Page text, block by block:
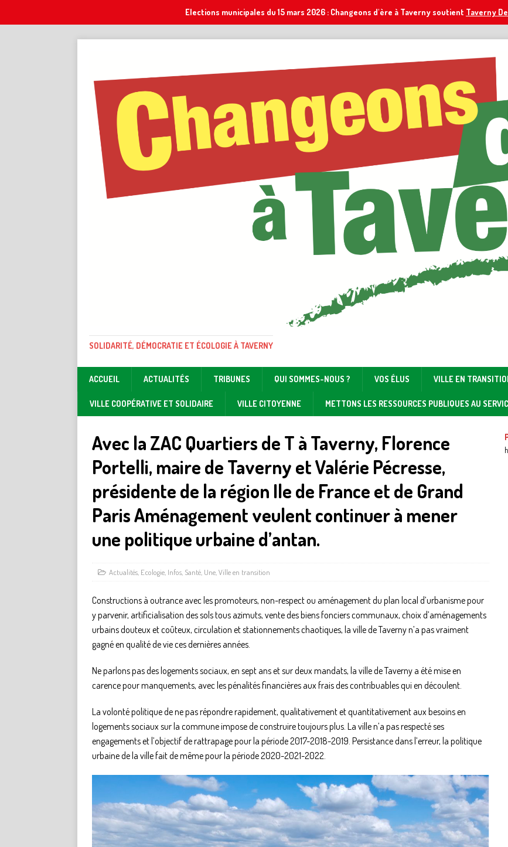
Elections municipales du 15 mars 2026 : Changeons d'ère à Taverny soutient Taverny
SOLIDARITÉ, DÉMOCRATIE ET ÉCOLOGIE À TAVERNY
ACCUEIL ACTUALITÉS TRIBUNES QUI SOMMES-NOUS ? VOS ÉLUS VILLE EN
VILLE COOPÉRATIVE ET SOLIDAIRE VILLE CITOYENNE METTONS LES RESSOURCES PUBLIQUES AU
Avec la ZAC Quartiers de T à Taverny, Florence
Portelli, maire de Taverny et Valérie Pécresse,
présidente de la région Ile de France et de Grand
Paris Aménagement veulent continuer à mener
une politique urbaine d’antan.
Actualités Ecologie Infos Santé Une Ville en transition
Constructions à outrance avec les promoteurs, non-respect ou aménagement du plan local d’urbanisme pour
y parvenir, artificialisation des sols tous azimuts, vente des biens fonciers communaux, choix d’aménagements
urbains douteux et coûteux, circulation et stationnements chaotiques, la ville de Taverny n’a pas vraiment
gagné en qualité de vie ces dernières années.
Ne parlons pas des logements sociaux, en sept ans et sur deux mandats, la ville de Taverny a été mise en
carence pour manquements, avec les pénalités financières aux frais des contribuables qui en découlent.
La volonté politique de ne pas répondre rapidement, qualitativement et quantitativement aux besoins en
logements sociaux sur la commune impose de construire toujours plus. La ville n’a pas respecté ses
engagements et l’objectif de rattrapage pour la période 2017-2018-2019. Persistance dans l’erreur, la politique
urbaine de la ville fait de même pour la période 2020-2021-2022.